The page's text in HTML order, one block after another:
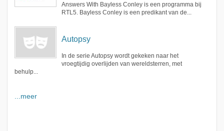
Answers With Bayless Conley is een programma bij
RTL5. Bayless Conley is een predikant van de...
Autopsy
In de serie Autopsy wordt gekeken naar het
vroegtijdig overlijden van wereldsterren, met
behulp...
...meer